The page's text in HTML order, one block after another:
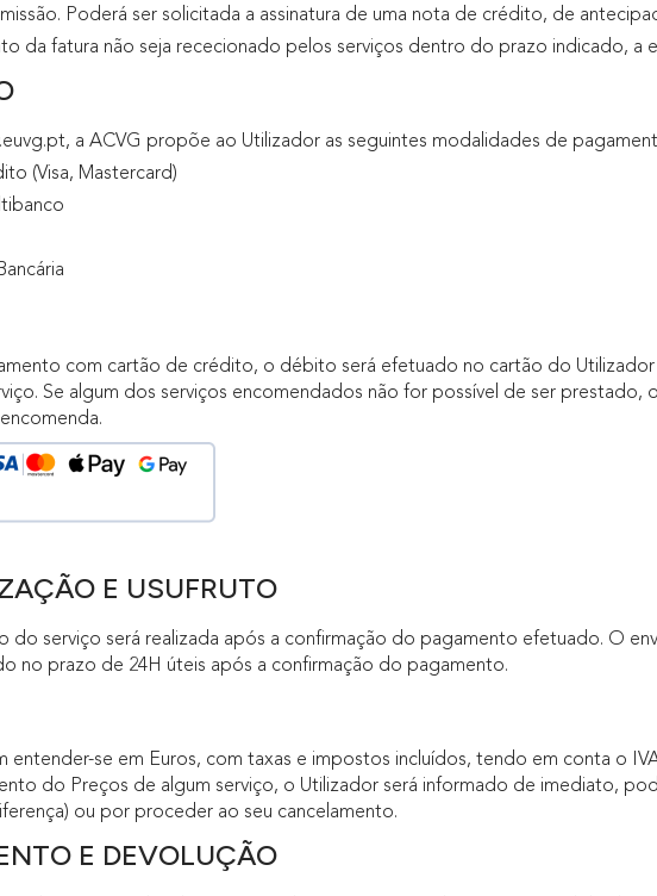
Poderá ser solicitada a assinatura de uma nota de crédito, de
da fatura não seja rececionado pelos serviços dentro do prazo indicado, a
a ACVG propõe ao Utilizador as seguintes modalidades de
(Visa, Mastercard)
com cartão de crédito, o débito será efetuado no cartão do
Se algum dos serviços encomendados não for possível de ser
E USUFRUTO
do serviço será realizada após a confirmação do pagamento efetuado. O
no prazo de 24H úteis após a confirmação do pagamento.
entender-se em Euros, com taxas e impostos incluídos, tendo em conta o
do Preços de algum serviço, o Utilizador será informado de imediato,
ou por proceder ao seu cancelamento.
E DEVOLUÇÃO